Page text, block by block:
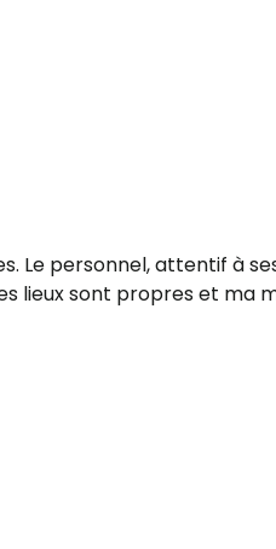
Le personnel, attentif à
lieux sont propres et ma